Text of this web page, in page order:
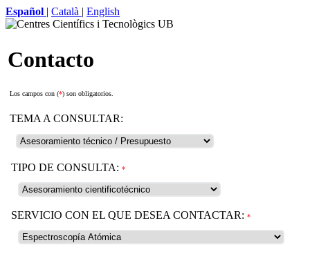
Español | Català | English
Contacto
Los campos con (*) son obligatorios.
TEMA A CONSULTAR:
TIPO DE CONSULTA: *
SERVICIO CON EL QUE DESEA CONTACTAR: *